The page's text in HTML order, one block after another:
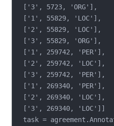
['3', 5723, 'ORG'],
['1', 55829, 'LOC'],
['2', 55829, 'LOC'],
['3', 55829, 'ORG'],
['1', 259742, 'PER'],
['2', 259742, 'LOC'],
['3', 259742, 'PER'],
['1', 269340, 'PER'],
['2', 269340, 'LOC'],
['3', 269340, 'LOC']]
task =